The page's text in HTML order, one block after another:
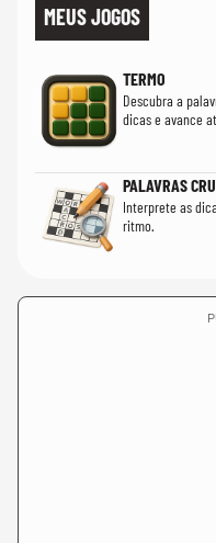
MEUS JOGOS
TERMO
Descubra a
dicas e avance
PALAVRAS
Interprete as
ritmo.